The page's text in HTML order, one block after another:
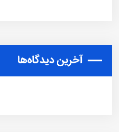
آخرین دیدگاه‌ها